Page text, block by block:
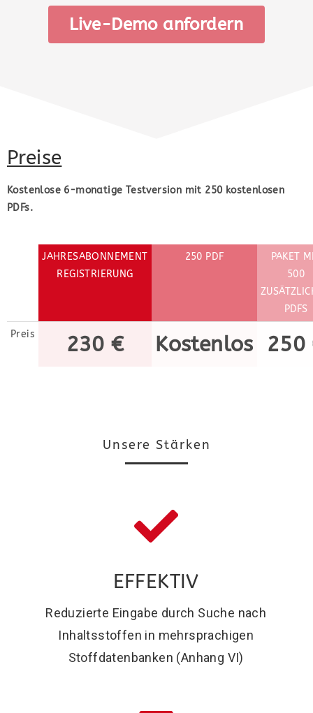
Live-Demo anfordern
Preise
Kostenlose 6-monatige Testversion mit 250 kostenlosen
PDFs.
JAHRESABONNEMENT
REGISTRIERUNG
250 PDF
PAKET
500
PDFS
Preis 230 € Kostenlos 250
Unsere Stärken
EFFEKTIV
Reduzierte Eingabe durch Suche nach
Inhaltsstoffen in mehrsprachigen
Stoffdatenbanken (Anhang VI)